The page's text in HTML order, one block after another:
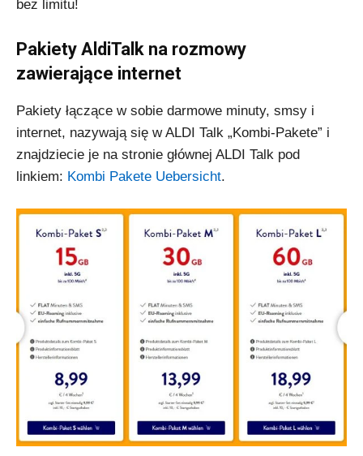
bez limitu!
Pakiety AldiTalk na rozmowy
zawierające internet
Pakiety łączące w sobie darmowe minuty, smsy i
internet, nazywają się w ALDI Talk „Kombi-Pakete” i
znajdziecie je na stronie głównej ALDI Talk pod
linkiem: Kombi Pakete Uebersicht.